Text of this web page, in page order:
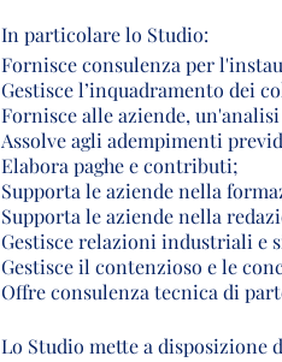
In particolare lo Studio:
Fornisce consulenza per
Gestisce l’inquadramento dei
Fornisce alle aziende,
Assolve agli adempimenti
Elabora paghe e contributi;
Supporta le aziende nella
Supporta le aziende nella
Gestisce relazioni industriali e
Gestisce il contenzioso e le
Offre consulenza tecnica di
Lo Studio mette a